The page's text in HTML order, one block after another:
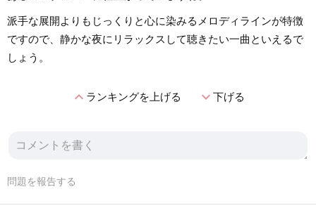
派手な展開よりもじっくりと心に染みるメロディラインが特徴
ですので、静かな夜にリラックスして聴きたい一曲といえるで
しょう。
expand_lessランキングを上げる expand_more下げる
問題を報告する